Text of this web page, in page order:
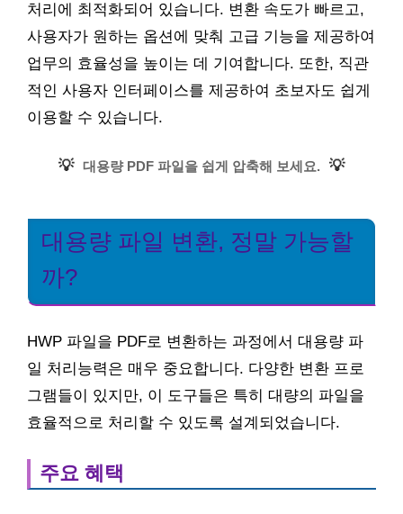
처리에 최적화되어 있습니다. 변환 속도가 빠르고,
사용자가 원하는 옵션에 맞춰 고급 기능을 제공하여
업무의 효율성을 높이는 데 기여합니다. 또한, 직관
적인 사용자 인터페이스를 제공하여 초보자도 쉽게
이용할 수 있습니다.
💡 대용량 PDF 파일을 쉽게 압축해 보세요. 💡
대용량 파일 변환, 정말 가능할
까?
HWP 파일을 PDF로 변환하는 과정에서 대용량 파
일 처리능력은 매우 중요합니다. 다양한 변환 프로
그램들이 있지만, 이 도구들은 특히 대량의 파일을
효율적으로 처리할 수 있도록 설계되었습니다.
주요 혜택